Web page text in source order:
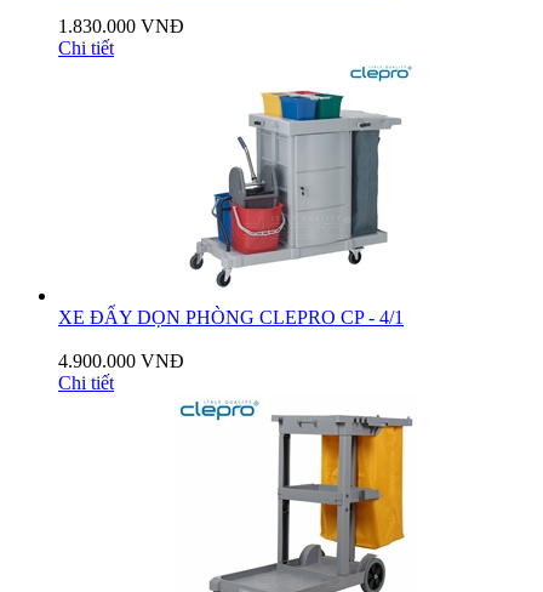
1.830.000 VNĐ
Chi tiết
XE ĐẨY DỌN PHÒNG CLEPRO CP - 4/1
4.900.000 VNĐ
Chi tiết